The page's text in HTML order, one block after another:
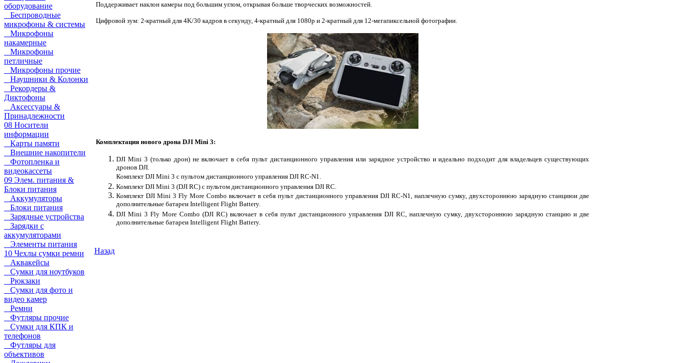
оборудование
Беспроводные
микрофоны & системы
Микрофоны
накамерные
Микрофоны
петличные
Микрофоны прочие
Наушники & Колонки
Рекордеры &
Диктофоны
Аксессуары &
Принадлежности
08 Носители
информации
Карты памяти
Внешние накопители
Фотопленка и
видеокассеты
09 Элем. питания &
Блоки питания
Аккумуляторы
Блоки питания
Зарядные устройства
Зарядки с
аккумуляторами
Элементы питания
10 Чехлы сумки ремни
Аквакейсы
Сумки для ноутбуков
Рюкзаки
Сумки для фото и
видео камер
Ремни
Футляры прочие
Сумки для КПК и
телефонов
Футляры для
объективов
Поддерживает наклон камеры под большим углом, открывая больше творческих возможностей.
Цифровой зум: 2-кратный для 4K/30 кадров в секунду, 4-кратный для 1080p и 2-кратный для 12-мегапиксельной фотографии.
Комплектация нового дрона DJI Mini 3:
DJI Mini 3 (только дрон) не включает в себя пульт дистанционного управления или зарядное устройство и идеально подходит для владельцев существующих
дронов DJI.
Комплект DJI Mini 3 с пультом дистанционного управления DJI RC-N1.
Комплект DJI Mini 3 (DJI RC) с пультом дистанционного управления DJI RC.
Комплект DJI Mini 3 Fly More Combo включает в себя пульт дистанционного управления DJI RC-N1, наплечную сумку, двухстороннюю зарядную станцию ​​и две
дополнительные батареи Intelligent Flight Battery.
DJI Mini 3 Fly More Combo (DJI RC) включает в себя пульт дистанционного управления DJI RC, наплечную сумку, двухстороннюю зарядную станцию ​​и две
дополнительные батареи Intelligent Flight Battery.
Назад